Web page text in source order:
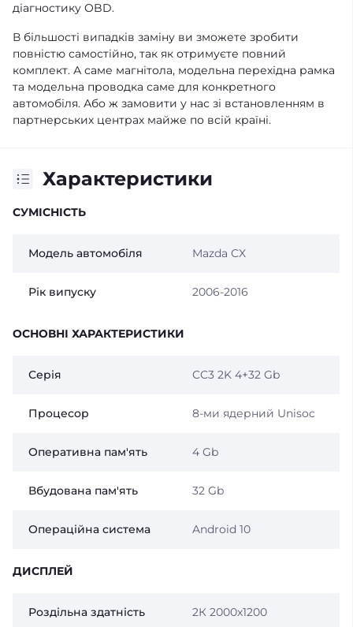
діагностику OBD.
В більшості випадків заміну ви зможете зробити
повністю самостійно, так як отримуєте повний
комплект. А саме магнітола, модельна перехідна рамка
та модельна проводка саме для конкретного
автомобіля. Або ж замовити у нас зі встановленням в
партнерських центрах майже по всій країні.
Характеристики
СУМІСНІСТЬ
Модель автомобіля Mazda CX
Рік випуску 2006-2016
ОСНОВНІ ХАРАКТЕРИСТИКИ
Серія CC3 2K 4+32 Gb
Процесор 8-ми ядерний Unisoc
Оперативна пам'ять 4 Gb
Вбудована пам'ять 32 Gb
Операційна система Android 10
ДИСПЛЕЙ
Роздільна здатність 2К 2000х1200